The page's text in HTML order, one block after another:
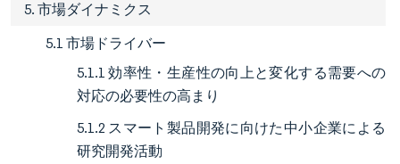
5. 市場ダイナミクス
5.1 市場ドライバー
5.1.1 効率性・生産性の向上と変化する需要への
対応の必要性の高まり
5.1.2 スマート製品開発に向けた中小企業による
研究開発活動